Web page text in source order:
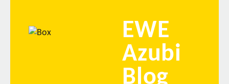
EWE
Azubi
Blog